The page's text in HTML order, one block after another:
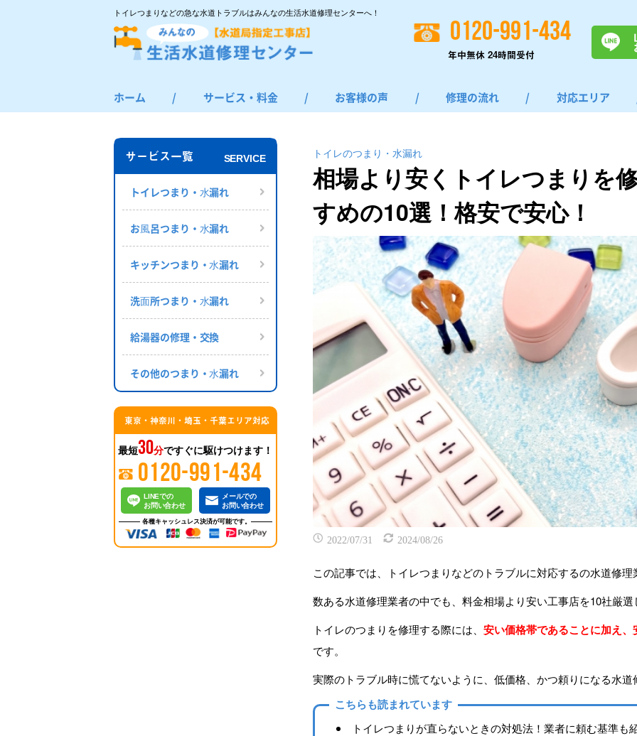
トイレつまりなどの急な水道トラブルはみんなの生活水道修理センターへ！
0120-991-434
年中無休 24時間受付
ホーム / サービス・料金
トイレつまり・水漏れ
お風呂つまり・水漏れ
キッチンつまり・水漏れ
洗面所つまり・水漏れ
給湯器の修理・交換
その他のつまり・水漏れ
/ お客様の声 / 修理の流れ / 対応エリア
サービス一覧 SERVICE
トイレつまり・⽔漏れ
お⾵呂つまり・⽔漏れ
キッチンつまり・⽔漏れ
洗⾯所つまり・⽔漏れ
給湯器の修理・交換
その他のつまり・⽔漏れ
東京・神奈川・埼玉・千葉エリア対応
最短30分ですぐに駆けつけます！
0120-991-434
LINEでの
お問い合わせ
メールでの
お問い合わせ
各種キャッシュレス決済が可能です。
トイレのつまり・⽔漏れ
相場より安くトイレつまりを
すめの10選！格安で安心！
2022/07/31 2024/08/26
この記事では、トイレつまりなどのトラブルに対応するの水道修
数ある水道修理業者の中でも、料金相場より安い工事店を10社厳選
トイレのつまりを修理する際には、 安い価格帯であることに加え
です。
実際のトラブル時に慌てないように、低価格、かつ頼りになる水
こちらも読まれています
トイレつまりが直らないときの対処法！業者に頼む基準も